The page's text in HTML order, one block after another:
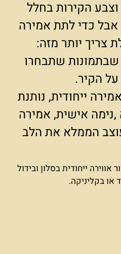
הקירות בחלל
אבל כדי לתת אמירה
צריך יותר מזה:
שתבחרו
הקיר.
ייחודית, נותנת
אישית, אמירה
הממלא את הלב
ייחודית בסלון ובידול
או בקליניקה.